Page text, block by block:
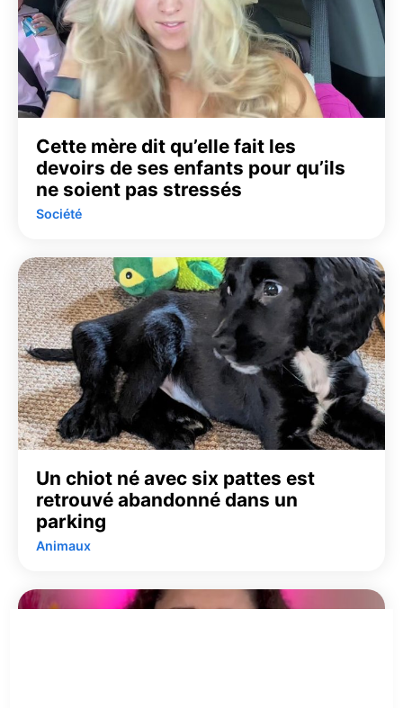
Cette mère dit qu’elle fait les
devoirs de ses enfants pour qu’ils
ne soient pas stressés
Société
Un chiot né avec six pattes est
retrouvé abandonné dans un
parking
Animaux